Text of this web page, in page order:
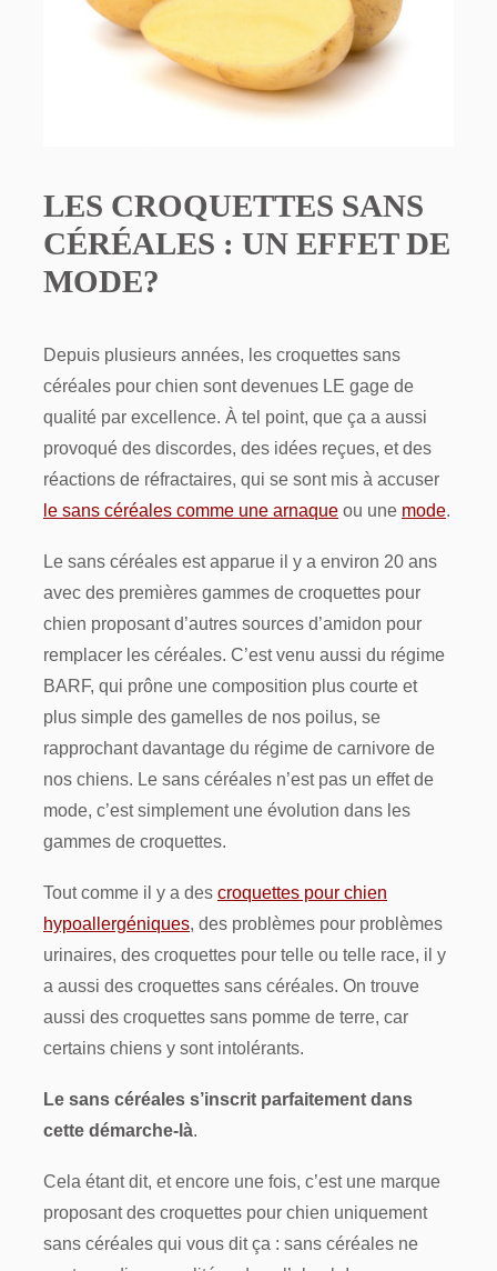
LES CROQUETTES SANS
CÉRÉALES : UN EFFET DE
MODE?
Depuis plusieurs années, les croquettes sans
céréales pour chien sont devenues LE gage de
qualité par excellence. À tel point, que ça a aussi
provoqué des discordes, des idées reçues, et des
réactions de réfractaires, qui se sont mis à accuser
le sans céréales comme une arnaque ou une mode.
Le sans céréales est apparue il y a environ 20 ans
avec des premières gammes de croquettes pour
chien proposant d’autres sources d’amidon pour
remplacer les céréales. C’est venu aussi du régime
BARF, qui prône une composition plus courte et
plus simple des gamelles de nos poilus, se
rapprochant davantage du régime de carnivore de
nos chiens. Le sans céréales n’est pas un effet de
mode, c’est simplement une évolution dans les
gammes de croquettes.
Tout comme il y a des croquettes pour chien
hypoallergéniques, des problèmes pour problèmes
urinaires, des croquettes pour telle ou telle race, il y
a aussi des croquettes sans céréales. On trouve
aussi des croquettes sans pomme de terre, car
certains chiens y sont intolérants.
Le sans céréales s’inscrit parfaitement dans
cette démarche-là.
Cela étant dit, et encore une fois, c’est une marque
proposant des croquettes pour chien uniquement
sans céréales qui vous dit ça : sans céréales ne